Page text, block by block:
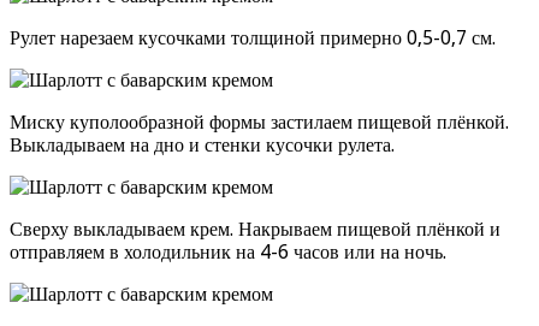
Рулет нарезаем кусочками толщиной примерно 0,5-0,7 см.
Миску куполообразной формы застилаем пищевой плёнкой.
Выкладываем на дно и стенки кусочки рулета.
Сверху выкладываем крем. Накрываем пищевой плёнкой и
отправляем в холодильник на 4-6 часов или на ночь.